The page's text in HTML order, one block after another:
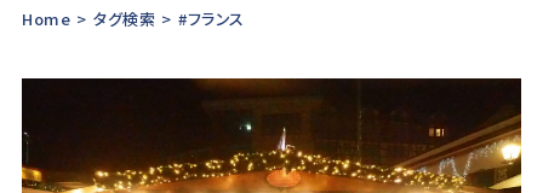
Home > タグ検索 > #フランス